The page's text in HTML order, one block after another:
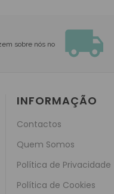
sobre nós no
INFORMAÇÃO
Contactos
Quem Somos
Política de Privacidade
Política de Cookies